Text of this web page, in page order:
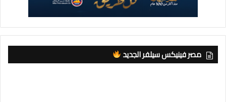
مصر فينيكس سيلفر الجديد